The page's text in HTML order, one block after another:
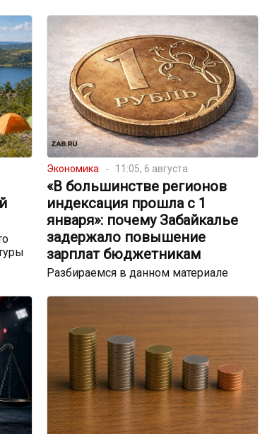
Экономика 11:05, 6 августа
«В большинстве регионов
индексация прошла с 1
января»: почему Забайкалье
задержало повышение
зарплат бюджетникам
Разбираемся в данном материале